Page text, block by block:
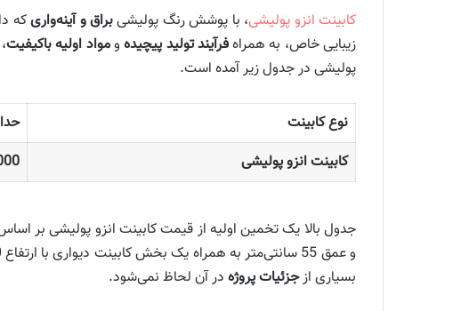
کابینت انزو پولیشی، با پوشش رنگ پولیشیبراق و آینه‌واریکه
زیبایی خاص، به همراهفرآیند تولید پیچیدهومواد اولیه باکیفیت
پولیشی در جدول زیر آمده است.
نوع کابینت
کابینت انزو پولیشی
بسیاری ازجزئیات پروژه در آن لحاظ نمی‌شود.